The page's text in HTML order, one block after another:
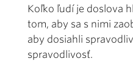
Koľko ľudí je doslova
tom, aby sa s nimi
aby dosiahli
spravodlivosť.